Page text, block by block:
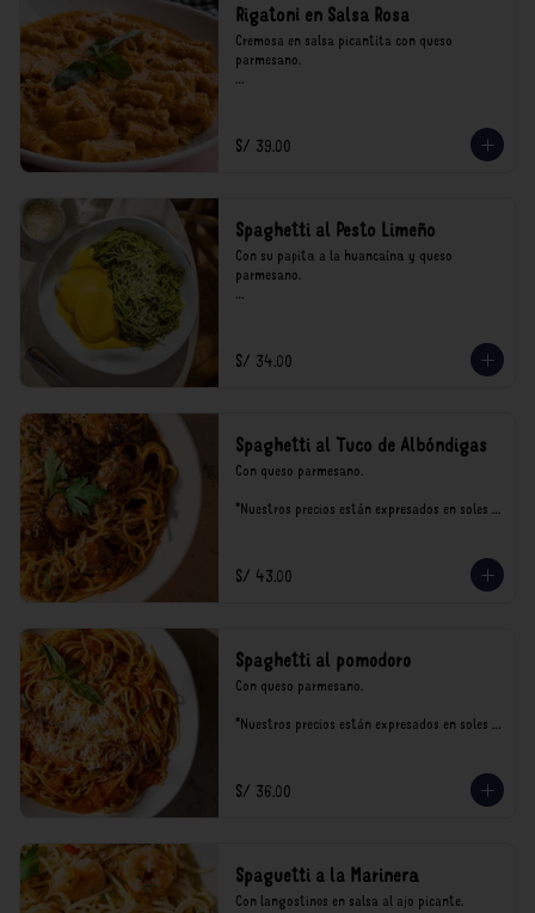
Rigatoni en Salsa Rosa
Cremosa en salsa picantita con queso
parmesano.
consumo.
S/ 39.00
Spaghetti al Pesto Limeño
Con su papita a la huancaína y queso
parmesano.
consumo.
S/ 34.00
Spaghetti al Tuco de Albóndigas
Con queso parmesano.
*Nuestros precios están expresados en soles e
S/ 43.00
Spaghetti al pomodoro
Con queso parmesano.
*Nuestros precios están expresados en soles e
S/ 36.00
Spaguetti a la Marinera
Con langostinos en salsa al ajo picante.